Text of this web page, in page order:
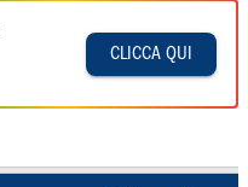
CLICCA QUI